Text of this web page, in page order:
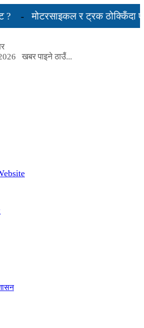
मोटरसाइकल र ट्रक ठोक्किँदा
खबर पाइने ठाउँ...